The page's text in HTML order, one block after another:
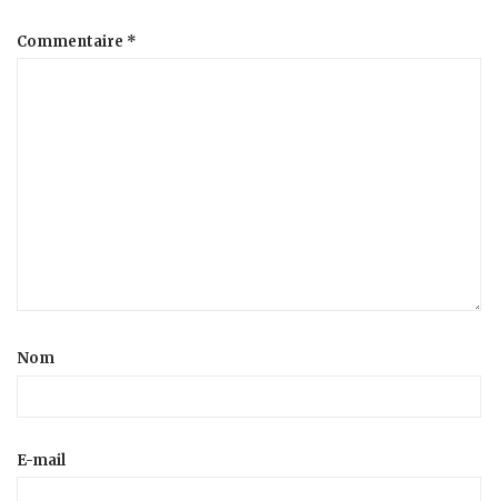
Commentaire *
Nom
E-mail